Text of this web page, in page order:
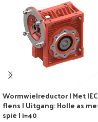
Wormwielreductor | Met IEC
flens | Uitgang: Holle as
spie | i=40